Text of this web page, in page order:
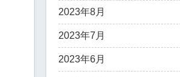
2023年8月
2023年7月
2023年6月